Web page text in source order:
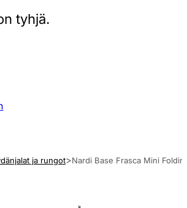
tyhjä.
ja rungot Nardi Base Frasca Mini